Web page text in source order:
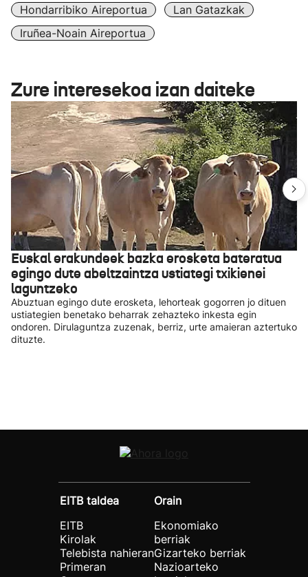
Hondarribiko Aireportua
Lan Gatazkak
Iruñea-Noain Aireportua
Zure interesekoa izan daiteke
Euskal erakundeek bazka erosketa bateratua
egingo dute abeltzaintza ustiategi txikienei
laguntzeko
Abuztuan egingo dute erosketa, lehorteak gogorren jo dituen
ustiategien benetako beharrak zehazteko inkesta egin
ondoren. Dirulaguntza zuzenak, berriz, urte amaieran aztertuko
dituzte.
EITB taldea
EITB
Kirolak
Telebista nahieran
Primeran
Orain
Ekonomiako
berriak
Gizarteko berriak
Nazioarteko